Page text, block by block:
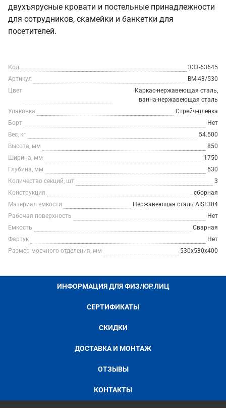
двухъярусные кровати и постельные принадлежности
для сотрудников, скамейки и банкетки для
посетителей.
Код
333-63645
Артикул
ВМ-43/530
Цвет
Каркас-нержавеющая сталь,
ванна-нержавеющая сталь
Упаковка
Стрейч-пленка
Борт
Нет
Вес, кг
54.500
Высота, мм
850
Ширина, мм
1750
Глубина, мм
630
Количество секций, шт
3
Конструкция
сборная
Материал емкости
Нержавеющая сталь AISI 304
Рабочая поверхность
Нет
Емкость
Сварная
Фартук
Нет
Размер моечного отделения, мм
530х530х400
ИНФОРМАЦИЯ ДЛЯ ФИЗ/ЮР.ЛИЦ
СЕРТИФИКАТЫ
СКИДКИ
ДОСТАВКА И МОНТАЖ
ОТЗЫВЫ
КОНТАКТЫ